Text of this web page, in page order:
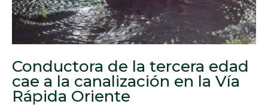
Conductora de la tercera edad
cae a la canalización en la Vía
Rápida Oriente